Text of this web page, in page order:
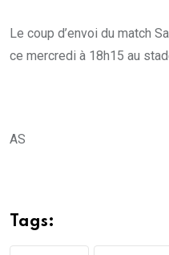
Le coup d’envoi du match
ce mercredi à 18h15 au
AS
Tags: